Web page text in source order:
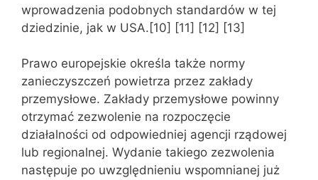
wprowadzenia podobnych standardów w tej
dziedzinie, jak w USA.[10] [11] [12] [13]
Prawo europejskie określa także normy
zanieczyszczeń powietrza przez zakłady
przemysłowe. Zakłady przemysłowe powinny
otrzymać zezwolenie na rozpoczęcie
działalności od odpowiedniej agencji rządowej
lub regionalnej. Wydanie takiego zezwolenia
następuje po uwzględnieniu wspomnianej już